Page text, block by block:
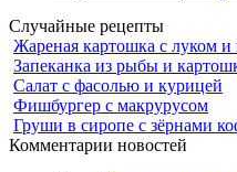
Случайные рецепты
Жареная картошка с луком и
Запеканка из рыбы и
Салат с фасолью и курицей
Фишбургер с макрурусом
Груши в сиропе с зёрнами
Комментарии новостей